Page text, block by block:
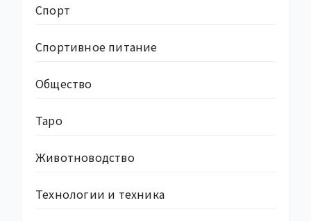
Спорт
Спортивное питание
Общество
Таро
Животноводство
Технологии и техника